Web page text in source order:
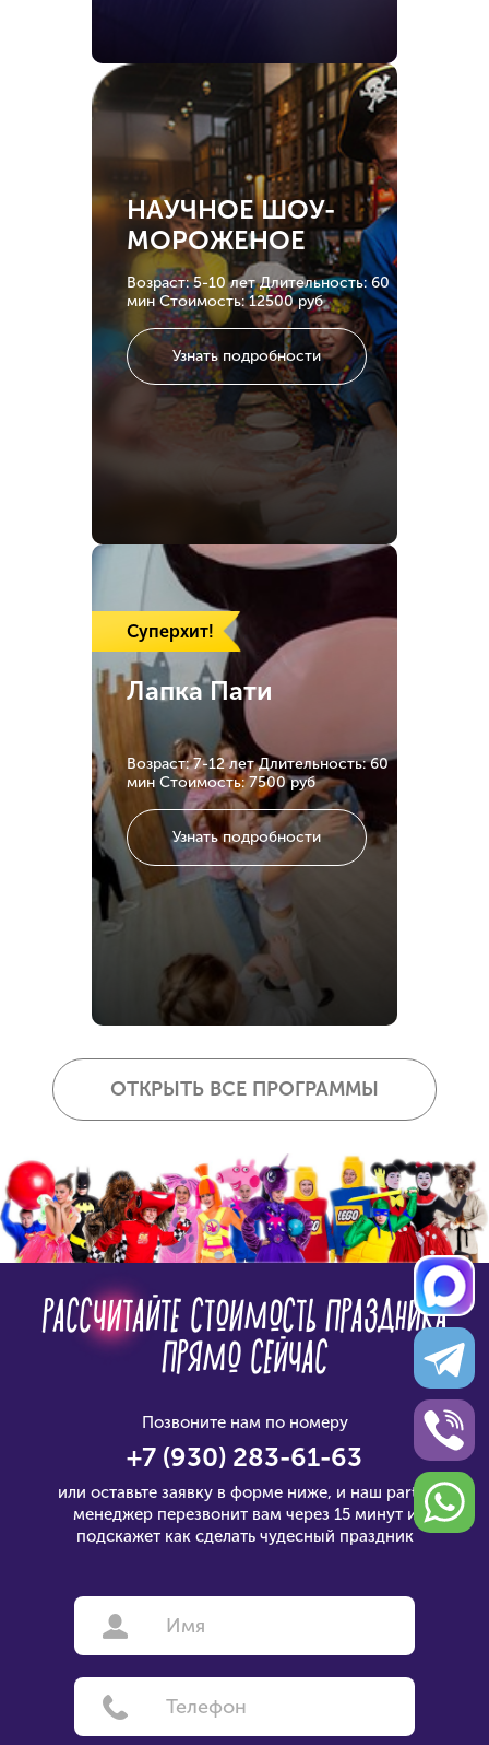
НАУЧНОЕ ШОУ-
МОРОЖЕНОЕ
Возраст: 5-10 летДлительность: 60
минСтоимость: 12500 руб
Узнать подробности
Суперхит!
Лапка Пати
Возраст: 7-12 летДлительность: 60
мин Стоимость: 7500 руб
Узнать подробности
ОТКРЫТЬ ВСЕ ПРОГРАММЫ
РАССЧИТАЙТЕ СТОИМОСТЬ ПРАЗДНИКА
ПРЯМО СЕЙЧАС
Позвоните нам по номеру
+7 (930) 283-61-63
или оставьте заявку в форме ниже, и наш party-
менеджер перезвонит вам через 15 минути
подскажет как сделать чудесный праздник